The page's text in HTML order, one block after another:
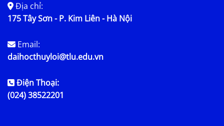
Địa chỉ:
175 Tây Sơn - P. Kim Liên - Hà Nội
Email:
daihocthuyloi@tlu.edu.vn
Điện Thoại:
(024) 38522201